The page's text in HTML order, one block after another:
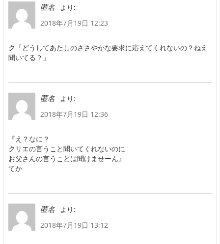
匿名
より:
2018年7月19日 12:23
ク「どうしてあたしのささやかな要求に応えてくれないの？ねえ
聞いてる？」
匿名
より:
2018年7月19日 12:36
『え？なに？
クリエの言うこと聞いてくれないのに
お父さんの言うことは聞けませーん』
てか
匿名
より:
2018年7月19日 13:12